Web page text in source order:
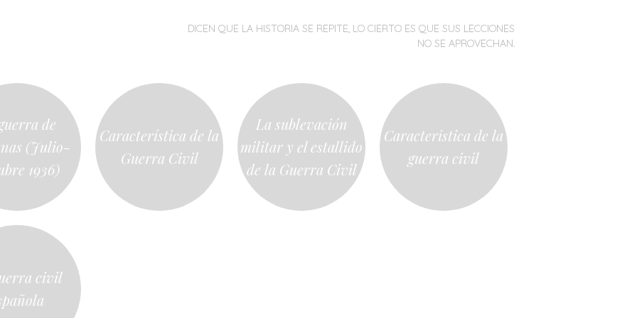
MENÚ
SALTARDICEN QUE LA HISTORIA SE REPITE, LO CIERTO ES QUE SUS LECCIONES
NO SE APROVECHAN.
de
(Julio-
1936)
Característica de la
Guerra Civil
La sublevación
militar y el estallido
de la Guerra Civil
Caracteristica de la
guerra civil
civil